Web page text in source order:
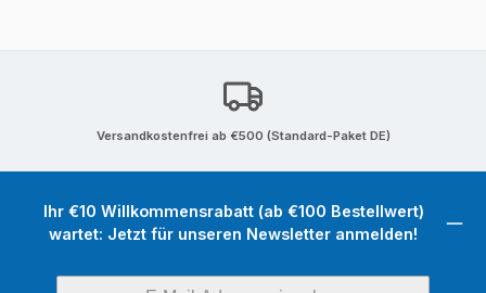
Versandkostenfrei ab €500 (Standard-Paket DE)
Ihr €10 Willkommensrabatt (ab €100 Bestellwert)
wartet: Jetzt für unseren Newsletter anmelden!